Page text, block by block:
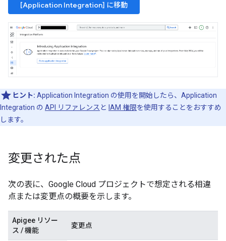
[Application Integration] に移動
ヒント: Application Integration の使用を開始したら、Application
Integration の API リファレンス と IAM 権限を使用することをおすすめ
します。
変更された点
次の表に、Google Cloud プロジェクトで想定される相違
点または変更点の概要を示します。
Apigee リソー
ス / 機能
変更点